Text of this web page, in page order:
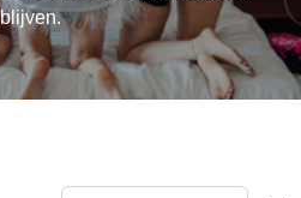
blijven.